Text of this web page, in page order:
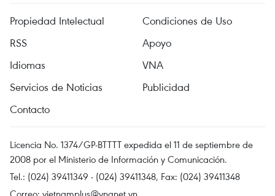
Propiedad Intelectual
Condiciones de Uso
RSS
Apoyo
Idiomas
VNA
Servicios de Noticias
Publicidad
Contacto
Licencia No. 1374/GP-BTTTT expedida el 11 de septiembre de
2008 por el Ministerio de Información y Comunicación.
Tel.: (024) 39411349 - (024) 39411348, Fax: (024) 39411348